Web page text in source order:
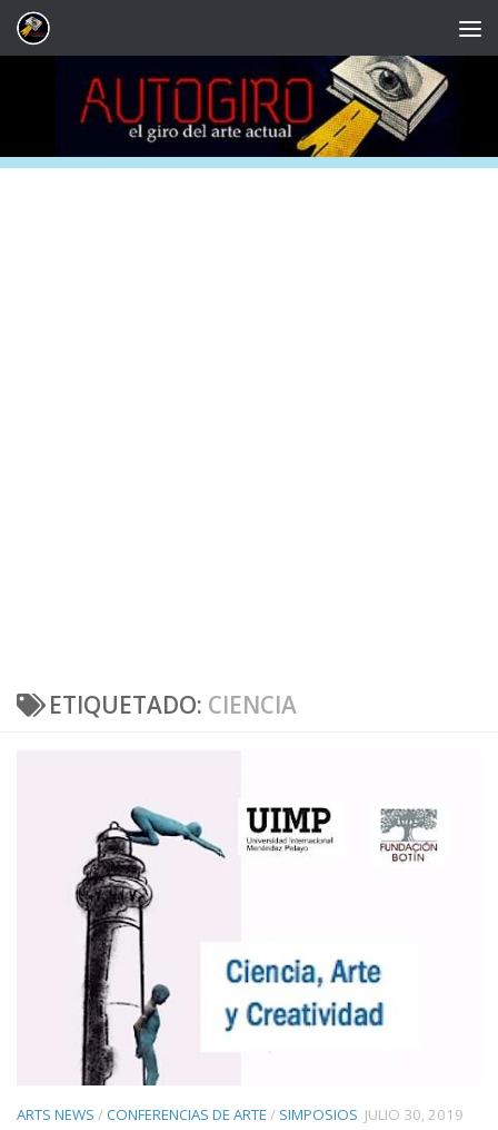
Saltar al contenido
ETIQUETADO: CIENCIA
ARTS NEWS /CONFERENCIAS DE ARTE / SIMPOSIOS JULIO 30, 2019